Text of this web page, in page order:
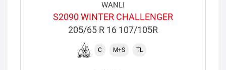
WANLI
S2090 WINTER CHALLENGER
205/65 R 16 107/105R
C M+S TL